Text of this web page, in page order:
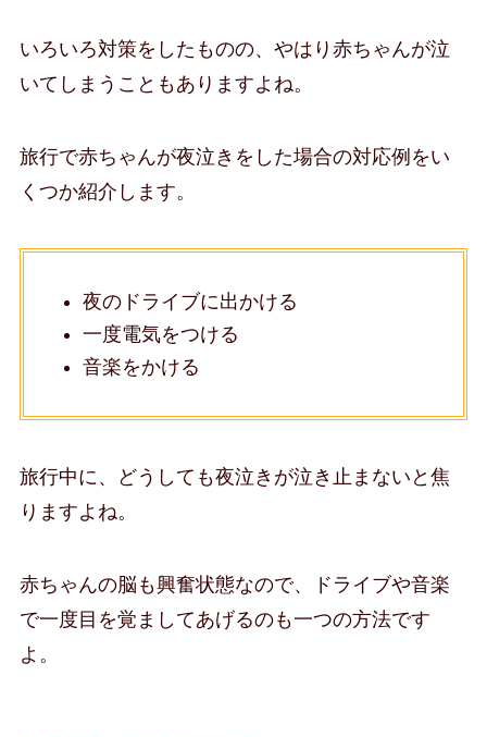
いろいろ対策をしたものの、やはり赤ちゃんが泣
いてしまうこともありますよね。
旅行で赤ちゃんが夜泣きをした場合の対応例をい
くつか紹介します。
夜のドライブに出かける
一度電気をつける
音楽をかける
旅行中に、どうしても夜泣きが泣き止まないと焦
りますよね。
赤ちゃんの脳も興奮状態なので、ドライブや音楽
で一度目を覚ましてあげるのも一つの方法です
よ。